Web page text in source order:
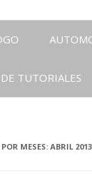
TUTORIALES
MESES: ABRIL 2013